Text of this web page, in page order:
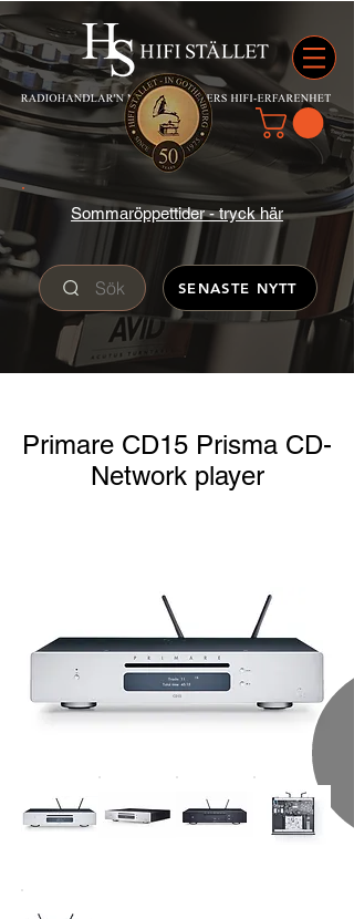
Sommaröppettider - tryck här
Sök SENASTE NYTT
Primare CD15 Prisma CD-
Network player